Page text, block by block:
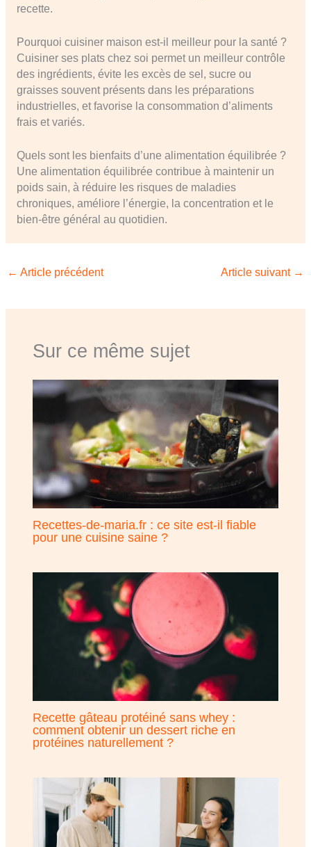
recette.
Pourquoi cuisiner maison est-il meilleur pour la santé ?
Cuisiner ses plats chez soi permet un meilleur contrôle
des ingrédients, évite les excès de sel, sucre ou
graisses souvent présents dans les préparations
industrielles, et favorise la consommation d’aliments
frais et variés.
Quels sont les bienfaits d’une alimentation équilibrée ?
Une alimentation équilibrée contribue à maintenir un
poids sain, à réduire les risques de maladies
chroniques, améliore l’énergie, la concentration et le
bien-être général au quotidien.
← Article précédent Article suivant →
Sur ce même sujet
Recettes-de-maria.fr : ce site est-il fiable
pour une cuisine saine ?
Recette gâteau protéiné sans whey :
comment obtenir un dessert riche en
protéines naturellement ?